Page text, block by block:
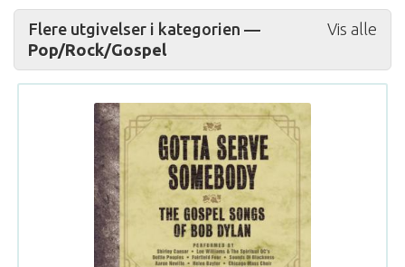
Vis alle
Flere utgivelser i kategorien —
Pop/Rock/Gospel